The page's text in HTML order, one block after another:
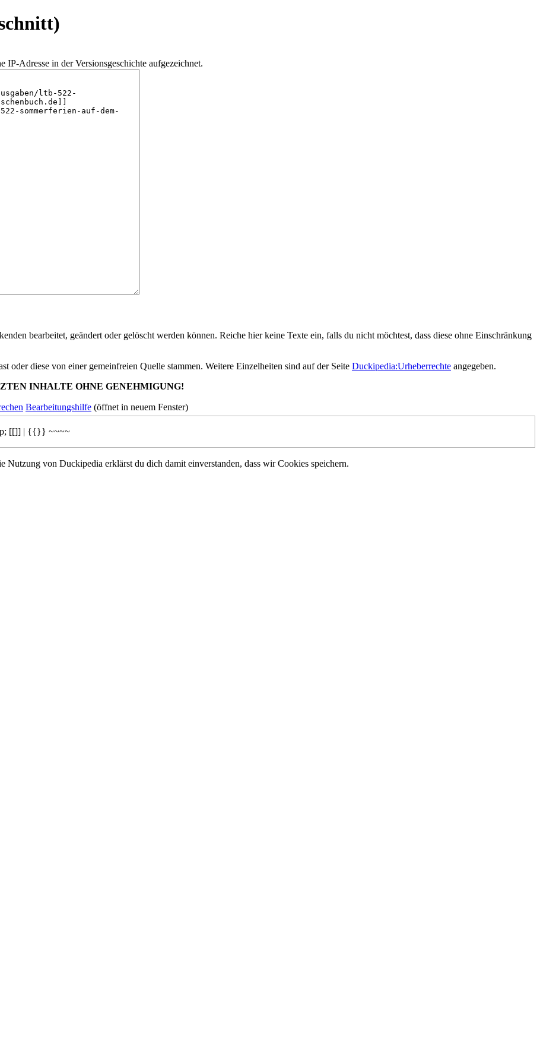
IP-Adresse in der Versionsgeschichte aufgezeichnet.
bearbeitet, geändert oder gelöscht werden können. Reiche hier keine Texte ein, falls du nicht möchtest, dass diese ohne Einschränkung
oder diese von einer gemeinfreien Quelle stammen. Weitere Einzelheiten sind auf der Seite Duckipedia:Urheberrechte angegeben.
INHALTE OHNE GENEHMIGUNG!
Bearbeitungshilfe (öffnet in neuem Fenster)
[[]] | {{}} ~~~~
von Duckipedia erklärst du dich damit einverstanden, dass wir Cookies speichern.